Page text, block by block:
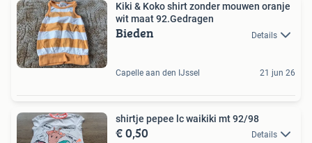
Kiki & Koko shirt zonder mouwen oranje
wit maat 92.Gedragen
Bieden Details
Capelle aan den IJssel 21 jun 26
shirtje pepee lc waikiki mt 92/98
€ 0,50 Details